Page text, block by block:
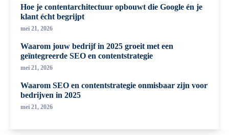
Hoe je contentarchitectuur opbouwt die Google én je
klant écht begrijpt
mei 21, 2026
Waarom jouw bedrijf in 2025 groeit met een
geïntegreerde SEO en contentstrategie
mei 21, 2026
Waarom SEO en contentstrategie onmisbaar zijn voor
bedrijven in 2025
mei 21, 2026